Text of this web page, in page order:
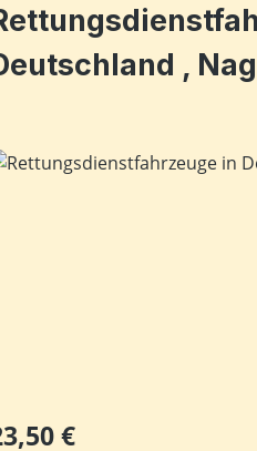
,
überspringen
Preis:
€